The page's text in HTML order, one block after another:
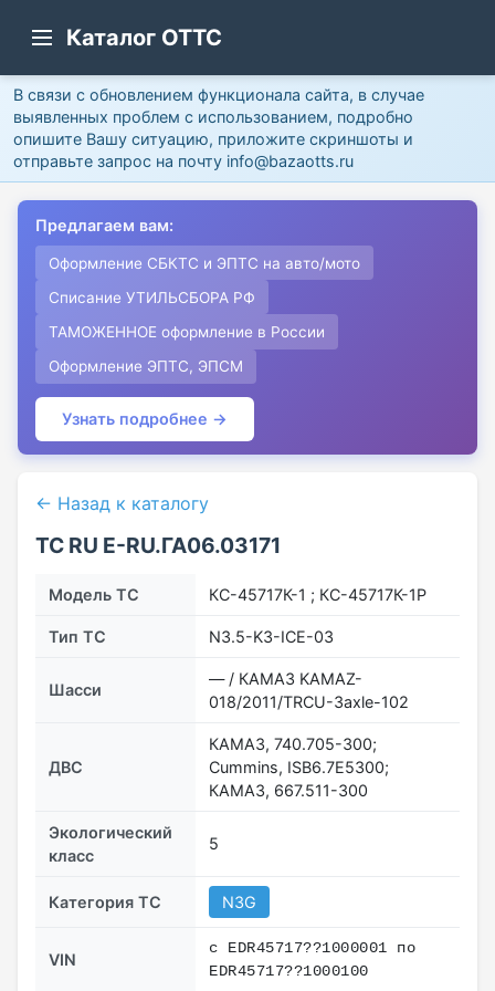
Каталог ОТТС
В связи с обновлением функционала сайта, в случае
выявленных проблем с использованием, подробно
опишите Вашу ситуацию, приложите скриншоты и
отправьте запрос на почту info@bazaotts.ru
Предлагаем вам:
Оформление СБКТС и ЭПТС на авто/мото
Списание УТИЛЬСБОРА РФ
ТАМОЖЕННОЕ оформление в России
Оформление ЭПТС, ЭПСМ
Узнать подробнее →
← Назад к каталогу
ТС RU Е-RU.ГА06.03171
Модель ТС КС-45717К-1 ; КС-45717К-1Р
Тип ТС N3.5-K3-ICE-03
Шасси
— / КАМАЗ KAMAZ-
018/2011/TRCU-3axle-102
ДВС
КАМАЗ, 740.705-300;
Cummins, ISB6.7E5300;
КАМАЗ, 667.511-300
Экологический
класс
5
Категория ТС N3G
VIN
с EDR45717??1000001 по
EDR45717??1000100